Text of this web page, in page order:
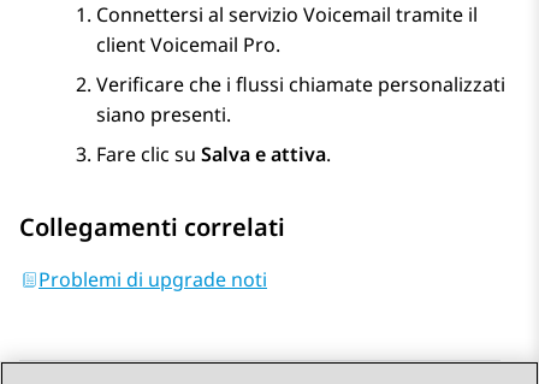
Connettersi al servizio Voicemail tramite il
clientVoicemail Pro.
Verificare che i flussi chiamate personalizzati
siano presenti.
Fare clic su Salva e attiva.
Collegamenti correlati
Problemi di upgrade noti